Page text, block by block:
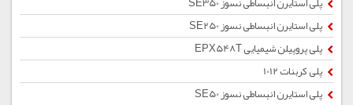
پلی استایرن انبساطی نسوز SE250
پلی پروپیلن شیمیایی EPX548T
پلی کربنات 1012
پلی استایرن انبساطی نسوز SE50